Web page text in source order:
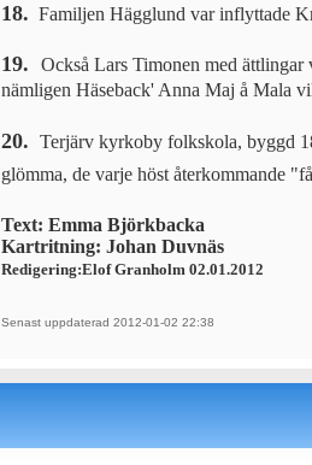
18. Familjen Hägglund var inflyttade
19. Också Lars Timonen med
nämligen Häseback' Anna Maj å Mala
20. Terjärv kyrkoby folkskola, byggd
glömma, de varje höst återkommande
Text: Emma Björkbacka
Kartritning: Johan Duvnäs
Redigering:Elof Granholm 02.01.2012
Senast uppdaterad 2012-01-02 22:38